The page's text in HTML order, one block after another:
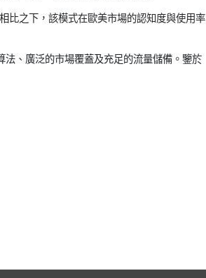
比之下，該模式在歐美市場的認知度與使用率
、廣泛的市場覆蓋及充足的流量儲備。鑒於